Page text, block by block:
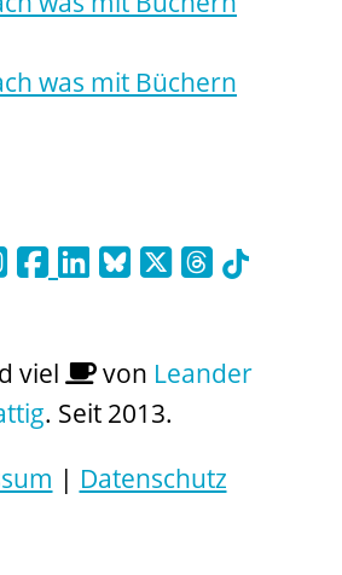
viel von Leander
. Seit 2013.
| Datenschutz